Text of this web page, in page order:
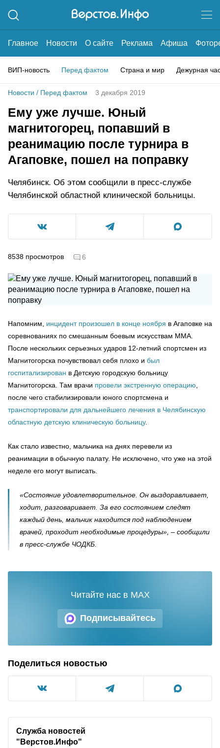
Главное Новости О сайте Реклама Афиша
ВИП-новость Перед фактом Страна и мир Дежурная
Новости / Перед фактом 3 декабря 2019
Ему уже лучше. Юный
магнитогорец, попавший в
реанимацию после турнира в
Агаповке, пошел на поправку
Челябинск. Об этом сообщили в пресс-службе
Челябинской областной клинической больницы.
8538 просмотров 6
Напомним, инцидент произошел в конце ноября в Агаповке на
соревнованиях по смешанным боевым искусствам ММА.
После нескольких серьезных ударов 12-летний спортсмен из
Магнитогорска почувствовал себя плохо и был
госпитализирован в Детскую городскую больницу
Магнитогорска. Там врачи провели экстренную операцию
после чего стабилизировали юного спортсмена и
транспортировали для дальнейшего лечения в Челябинскую
областную детскую клиническую больницу.
Как стало известно, мальчика на днях перевели из
реанимации в обычную палату. Не исключено, что уже на этой
неделе его могут выписать.
«Состояние удовлетворительное. Он выздоравливает,
ходит, разговаривает. За его состоянием следят
каждый день, мальчик находится под наблюдением
врачей, проходит необходимые процедуры», – сообщили
в пресс-службе ЧОДКБ.
Подписывайтесь
Читайте нас в MAX
Поделиться новостью
Служба новостей
"Верстов.Инфо"